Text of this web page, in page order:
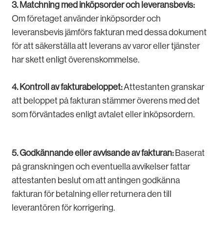
3. Matchning med inköpsorder och leveransbevis:
Om företaget använder inköpsorder och
leveransbevis jämförs fakturan med dessa dokument
för att säkerställa att leverans av varor eller tjänster
har skett enligt överenskommelse.
4. Kontroll av fakturabeloppet:Attestanten granskar
att beloppet på fakturan stämmer överens med det
som förväntades enligt avtalet eller inköpsordern.
5. Godkännande eller avvisande av fakturan:Baserat
på granskningen och eventuella avvikelser fattar
attestanten beslut om att antingen godkänna
fakturan för betalning eller returnera den till
leverantören för korrigering.